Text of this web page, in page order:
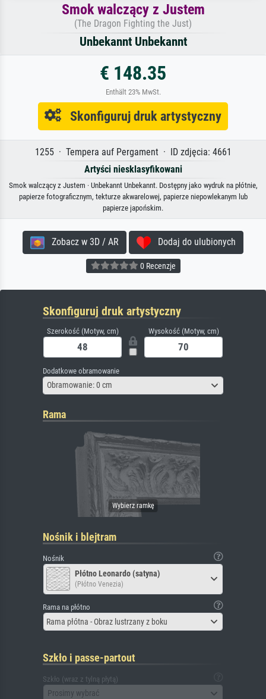
Smok walczący z Justem
(The Dragon Fighting the Just)
Unbekannt Unbekannt
€ 148.35
Enthält 23% MwSt.
Skonfiguruj druk artystyczny
1255 · Tempera auf Pergament · ID zdjęcia: 4661
Artyści niesklasyfikowani
Smok walczący z Justem · Unbekannt Unbekannt. Dostępny jako wydruk na płótnie,
papierze fotograficznym, tekturze akwarelowej, papierze niepowlekanym lub
papierze japońskim.
Zobacz w 3D / AR Dodaj do ulubionych
0 Recenzje
Skonfiguruj druk artystyczny
Szerokość (Motyw, cm) Wysokość (Motyw, cm)
Dodatkowe obramowanie
Obramowanie: 0 cm
Rama
Nośnik i blejtram
Nośnik
Płótno Leonardo (satyna)
(Płótno Venezia)
Rama na płótno
Rama płótna - Obraz lustrzany z boku
Szkło i passe-partout
Szkło (wraz z tylną płytą)
Prosimy wybrać